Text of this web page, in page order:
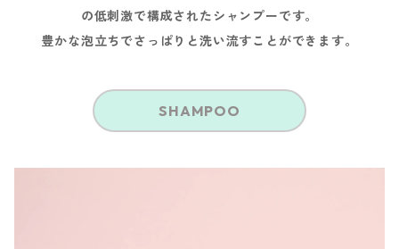
の低刺激で構成されたシャンプーです。
豊かな泡立ちでさっぱりと洗い流すことができます。
SHAMPOO